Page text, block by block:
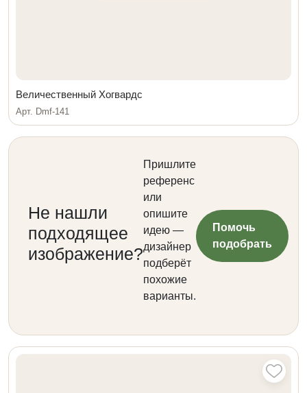
Величественный Хогвардс
Арт. Dmf-141
Не нашли
подходящее
изображение?
Пришлите
референс
или
опишите
идею —
дизайнер
подберёт
похожие
варианты.
Помочь
подобрать